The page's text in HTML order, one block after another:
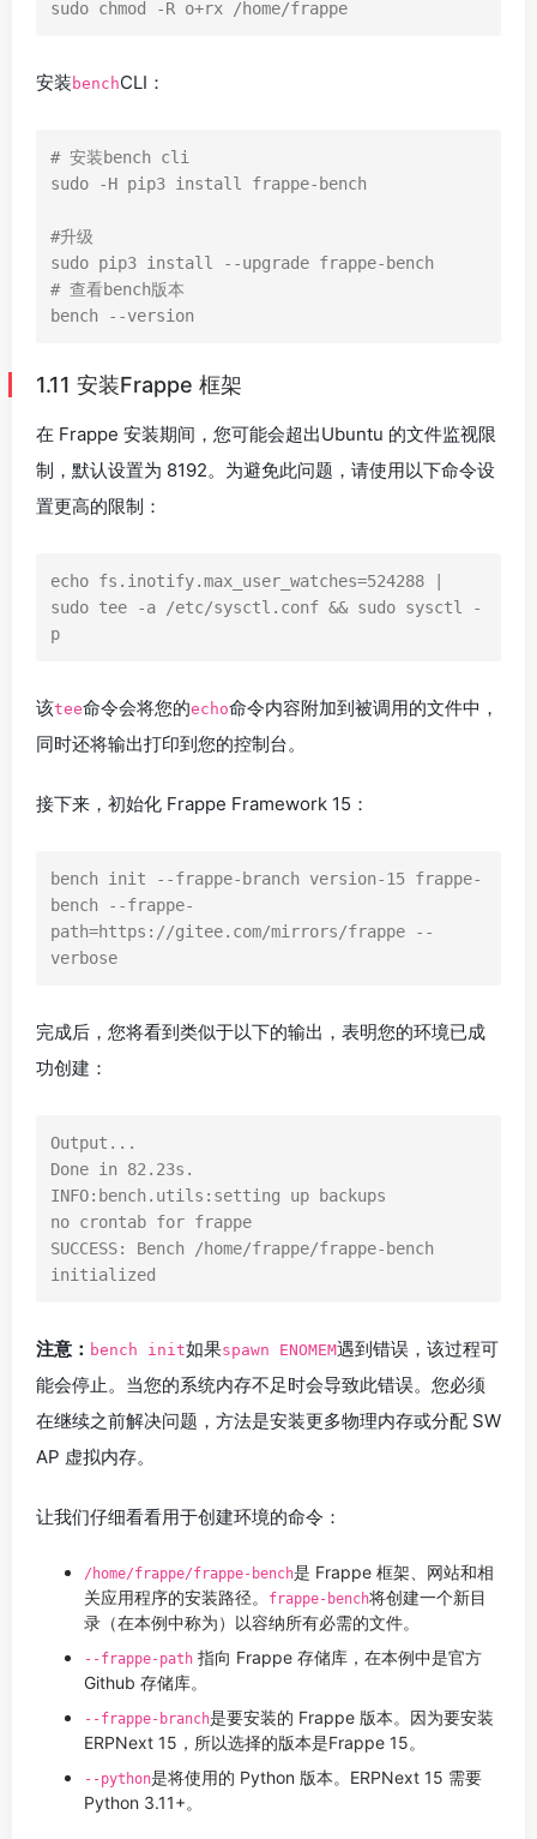
sudo chmod -R o+rx /home/frappe
安装 benchCLI：
# 安装bench cli
sudo -H pip3 install frappe-bench
#升级
sudo pip3 install --upgrade frappe-bench
# 查看bench版本
bench --version
1.11 安装Frappe 框架
在 Frappe 安装期间，您可能会超出Ubuntu 的文件监视限
制，默认设置为 8192。为避免此问题，请使用以下命令设
置更高的限制：
echo fs.inotify.max_user_watches=524288 |
sudo tee -a /etc/sysctl.conf && sudo sysctl -
p
该tee命令会将您的echo命令内容附加到被调用的文件中，
同时还将输出打印到您的控制台。
接下来，初始化 Frappe Framework 15：
bench init --frappe-branch version-15 frappe-
bench --frappe-
path=https://gitee.com/mirrors/frappe --
verbose
完成后，您将看到类似于以下的输出，表明您的环境已成
功创建：
Output...
Done in 82.23s.
INFO:bench.utils:setting up backups
no crontab for frappe
SUCCESS: Bench /home/frappe/frappe-bench
initialized
注意： bench init如果spawn ENOMEM遇到错误，该过程可
能会停止。当您的系统内存不足时会导致此错误。您必须
在继续之前解决问题，方法是安装更多物理内存或分配 SW
AP 虚拟内存。
让我们仔细看看用于创建环境的命令：
/home/frappe/frappe-bench是 Frappe 框架、网站和相
关应用程序的安装路径。
frappe-bench将创建一个新目
录（在本例中称为）以容纳所有必需的文件。
--frappe-path 指向 Frappe 存储库，在本例中是官方
Github 存储库。
--frappe-branch是要安装的 Frappe 版本。因为要安装
ERPNext 15，所以选择的版本是Frappe 15。
--python是将使用的 Python 版本。ERPNext 15 需要
Python 3.11+。